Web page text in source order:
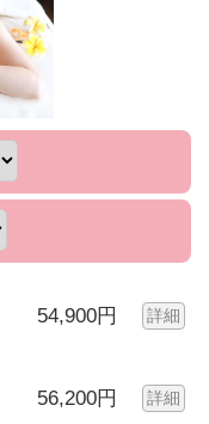
54,900円 詳細
56,200円 詳細